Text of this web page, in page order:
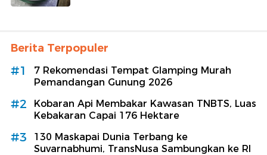
Berita Terpopuler
#1
7 Rekomendasi Tempat Glamping Murah
Pemandangan Gunung 2026
#2
Kobaran Api Membakar Kawasan TNBTS, Luas
Kebakaran Capai 176 Hektare
#3
130 Maskapai Dunia Terbang ke
Suvarnabhumi, TransNusa Sambungkan ke RI